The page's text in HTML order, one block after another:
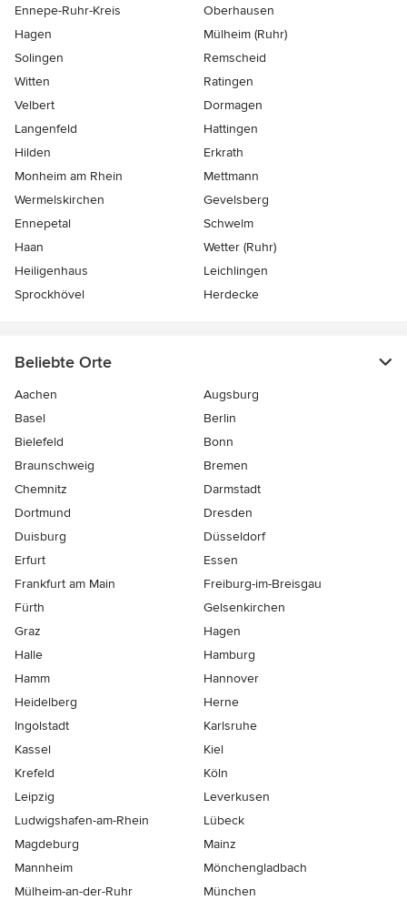
Ennepe-Ruhr-Kreis
Oberhausen
Hagen
Mülheim (Ruhr)
Solingen
Remscheid
Witten
Ratingen
Velbert
Dormagen
Langenfeld
Hattingen
Hilden
Erkrath
Monheim am Rhein
Mettmann
Wermelskirchen
Gevelsberg
Ennepetal
Schwelm
Haan
Wetter (Ruhr)
Heiligenhaus
Leichlingen
Sprockhövel
Herdecke
Beliebte Orte
Aachen
Augsburg
Basel
Berlin
Bielefeld
Bonn
Braunschweig
Bremen
Chemnitz
Darmstadt
Dortmund
Dresden
Duisburg
Düsseldorf
Erfurt
Essen
Frankfurt am Main
Freiburg-im-Breisgau
Fürth
Gelsenkirchen
Graz
Hagen
Halle
Hamburg
Hamm
Hannover
Heidelberg
Herne
Ingolstadt
Karlsruhe
Kassel
Kiel
Krefeld
Köln
Leipzig
Leverkusen
Ludwigshafen-am-Rhein
Lübeck
Magdeburg
Mainz
Mannheim
Mönchen­gladbach
Mülheim-an-der-Ruhr
München